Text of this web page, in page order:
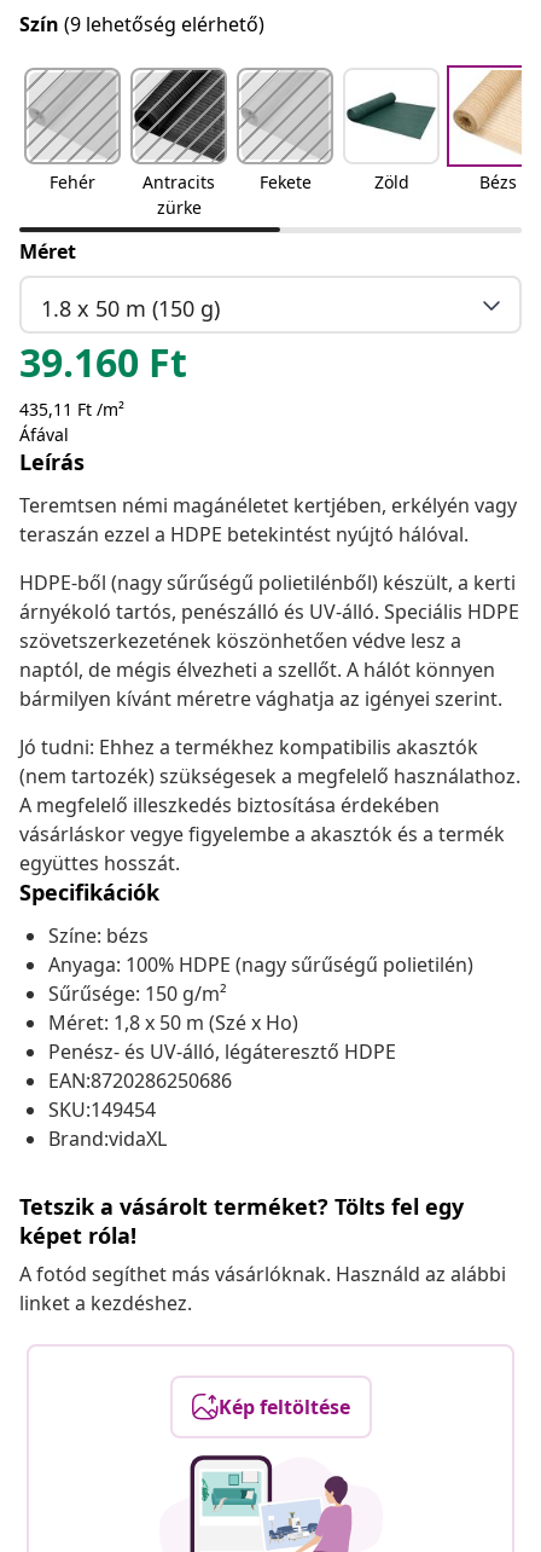
Szín (9 lehetőség elérhető)
Fehér
Antracits
zürke
Fekete Zöld Bézs
Méret
1.8 x 50 m (150 g)
39.160 Ft
435,11 Ft /m²
Áfával
Leírás
Teremtsen némi magánéletet kertjében, erkélyén vagy
teraszán ezzel a HDPE betekintést nyújtó hálóval.
HDPE-ből (nagy sűrűségű polietilénből) készült, a kerti
árnyékoló tartós, penészálló és UV-álló. Speciális HDPE
szövetszerkezetének köszönhetően védve lesz a
naptól, de mégis élvezheti a szellőt. A hálót könnyen
bármilyen kívánt méretre vághatja az igényei szerint.
Jó tudni: Ehhez a termékhez kompatibilis akasztók
(nem tartozék) szükségesek a megfelelő használathoz.
A megfelelő illeszkedés biztosítása érdekében
vásárláskor vegye figyelembe a akasztók és a termék
együttes hosszát.
Specifikációk
Színe: bézs
Anyaga: 100% HDPE (nagy sűrűségű polietilén)
Sűrűsége: 150 g/m²
Méret: 1,8 x 50 m (Szé x Ho)
Penész- és UV-álló, légáteresztő HDPE
EAN:8720286250686
SKU:149454
Brand:vidaXL
Tetszik a vásárolt terméket? Tölts fel egy
képet róla!
A fotód segíthet más vásárlóknak. Használd az alábbi
linket a kezdéshez.
Kép feltöltése